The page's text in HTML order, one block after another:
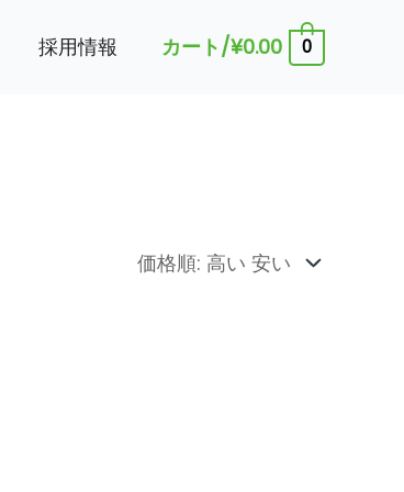
採用情報 カート/¥0.00 0